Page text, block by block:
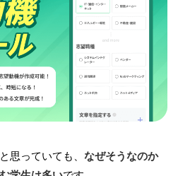
思っていても、 なぜそうなのか